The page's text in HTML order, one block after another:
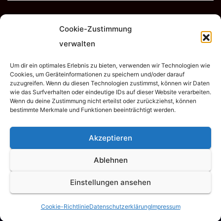
Cookie-Zustimmung
verwalten
Um dir ein optimales Erlebnis zu bieten, verwenden wir Technologien wie
Cookies, um Geräteinformationen zu speichern und/oder darauf
zuzugreifen. Wenn du diesen Technologien zustimmst, können wir Daten
wie das Surfverhalten oder eindeutige IDs auf dieser Website verarbeiten.
Wenn du deine Zustimmung nicht erteilst oder zurückziehst, können
bestimmte Merkmale und Funktionen beeinträchtigt werden.
Akzeptieren
Ablehnen
Einstellungen ansehen
Cookie-RichtlinieDatenschutzerklärungImpressum
TSV Empor Dahme e.V.
Stolz präsentiert von WordPress
Themeansar
Cookie-Richtlinie (EU)Datenschutzerklärung